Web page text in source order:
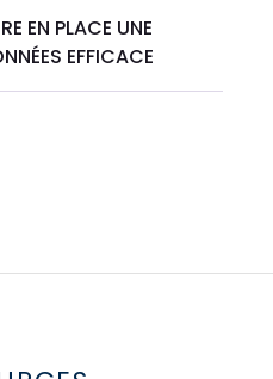
EN PLACE UNE
EFFICACE